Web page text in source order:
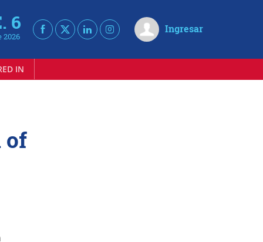
6
2026
Ingresar
IN
of